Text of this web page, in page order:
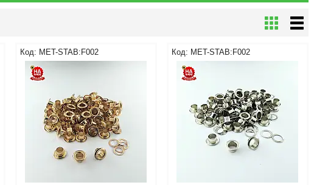
MET-STAB:F002 MET-STAB:F002